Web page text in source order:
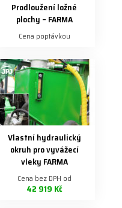
Prodloužení ložné
plochy – FARMA
Cena poptávkou
Vlastní hydraulický
okruh pro vyvážecí
vleky FARMA
Cena bez DPH od
42 919 Kč